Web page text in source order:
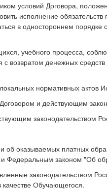
условий Договора,
исполнение
в одностороннем
учебного процесса,
возвратом денежных
нормативных актов
и действующим
законодательством
оказываемых платных
Федеральным законом "Об
законодательством
Обучающегося.